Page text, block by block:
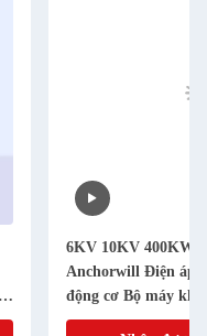
6KV 10KV 400KW
Anchorwill Điện áp
động cơ Bộ máy
thái rắn